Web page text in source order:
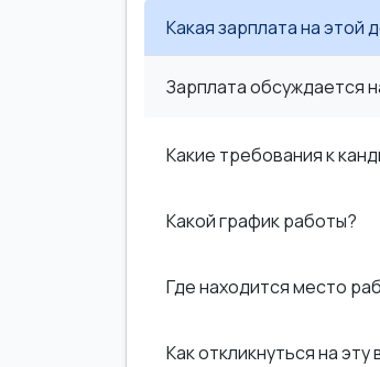
Какая зарплата на этой
Зарплата обсуждается
Какие требования к
Какой график работы?
Где находится место
Как откликнуться на эту